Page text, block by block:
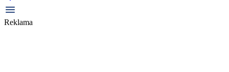
Reklama